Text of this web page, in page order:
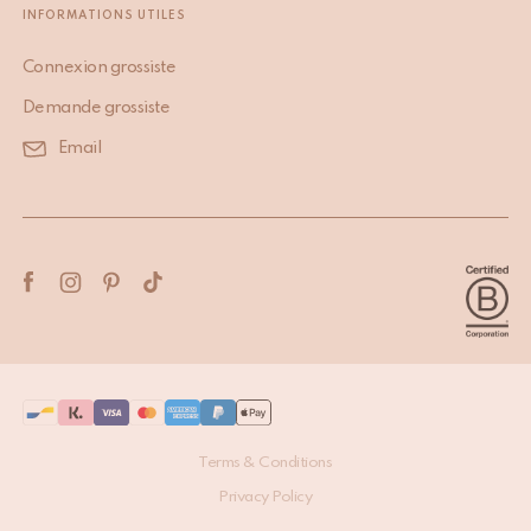
INFORMATIONS UTILES
Connexion grossiste
Demande grossiste
Email
Terms & Conditions
Privacy Policy